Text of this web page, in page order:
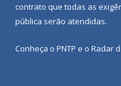
contrato que todas as
pública serão atendidas.
Conheça o PNTP e o Radar